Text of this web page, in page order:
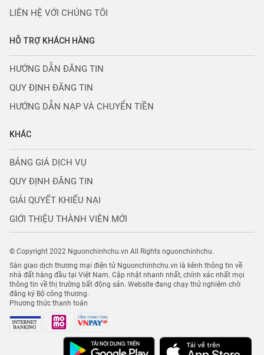
LIÊN HỆ VỚI CHÚNG TÔI
HỖ TRỢ KHÁCH HÀNG
HƯỚNG DẪN ĐĂNG TIN
QUY ĐỊNH ĐĂNG TIN
HƯỚNG DẪN NẠP VÀ CHUYỂN TIỀN
KHÁC
BẢNG GIÁ DỊCH VỤ
QUY ĐỊNH ĐĂNG TIN
GIẢI QUYẾT KHIẾU NẠI
GIỚI THIỆU THÀNH VIÊN MỚI
© Copyright 2022 Nguonchinhchu.vn All Rights nguonchinhchu.
Sàn giao dịch thương mại điện tử Nguonchinhchu.vn là kênh thông tin về
nhà đất hàng đầu tại Việt Nam. Cập nhật nhanh nhất, chính xác nhất mọi
thông tin về thị trường bất động sản. Website đang chạy thử nghiệm chờ
đăng ký Bộ công thương.
Phương thức thanh toán